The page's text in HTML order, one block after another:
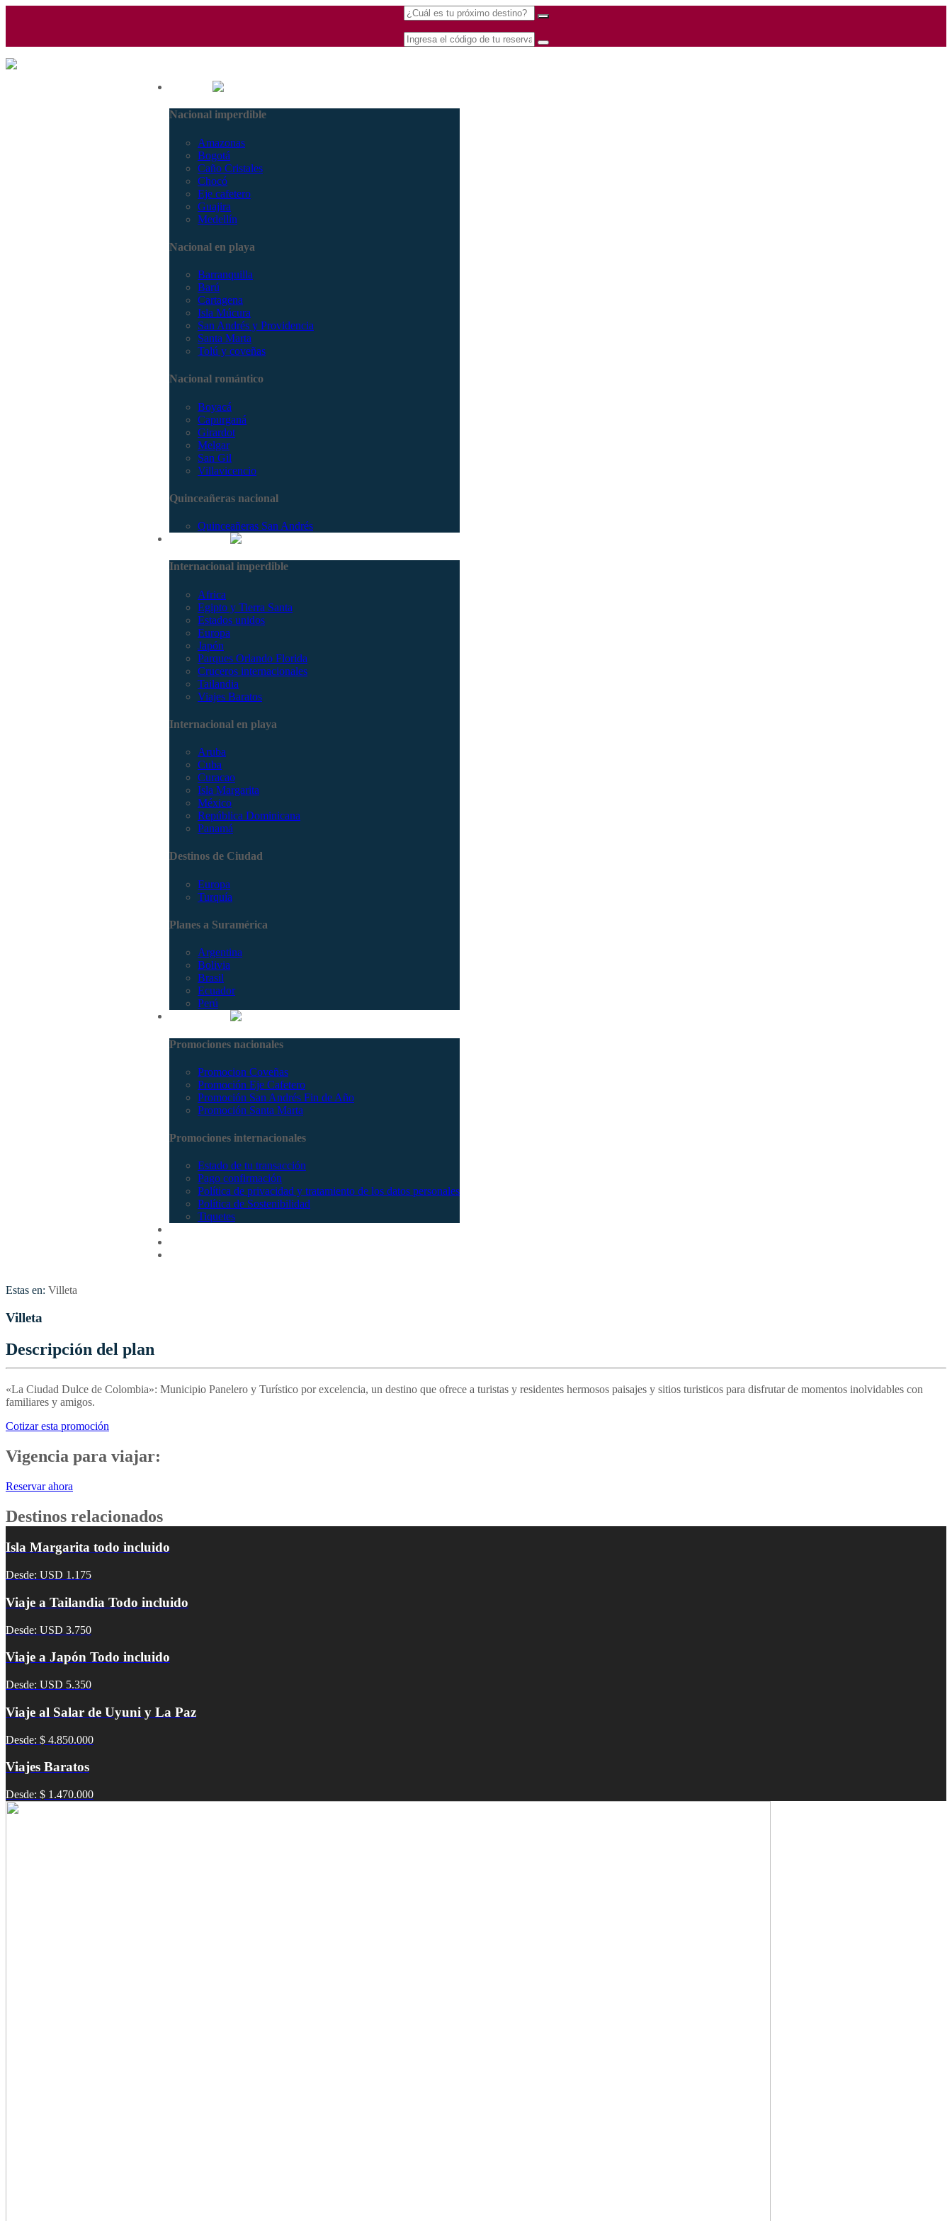
Nacional imperdible
Amazonas
Bogotá
Caño Cristales
Chocó
Eje cafetero
Guajira
Medellín
Nacional en playa
Barranquilla
Barú
Cartagena
Isla Múcura
San Andrés y Providencia
Santa Marta
Tolú y coveñas
Nacional romántico
Boyacá
Capurganá
Girardot
Melgar
San Gil
Villavicencio
Quinceañeras nacional
Quinceañeras San Andrés
Internacional imperdible
Africa
Egipto y Tierra Santa
Estados unidos
Europa
Japón
Parques Orlando Florida
Cruceros internacionales
Tailandia
Viajes Baratos
Internacional en playa
Aruba
Cuba
Curacao
Isla Margarita
México
República Dominicana
Panamá
Destinos de Ciudad
Europa
Turquía
Planes a Suramérica
Argentina
Bolivia
Brasil
Ecuador
Perú
Promociones nacionales
Promocion Coveñas
Promoción Eje Cafetero
Promoción San Andrés Fin de Año
Promoción Santa Marta
Promociones internacionales
Estado de tu transacción
Pago confirmación
Política de privacidad y tratamiento de los datos personales
Política de Sostenibilidad
Tiquetes
Estas en: Villeta
Villeta
Descripción del plan
«La Ciudad Dulce de Colombia»: Municipio Panelero y Turístico por excelencia, un destino que ofrece a turistas y residentes hermosos paisajes y sitios turisticos para disfrutar de momentos inolvidables con
familiares y amigos.
Cotizar esta promoción
Vigencia para viajar:
Reservar ahora
Destinos relacionados
Isla Margarita todo incluido
Desde: USD 1.175
Viaje a Tailandia Todo incluido
Desde: USD 3.750
Viaje a Japón Todo incluido
Desde: USD 5.350
Viaje al Salar de Uyuni y La Paz
Desde: $ 4.850.000
Viajes Baratos
Desde: $ 1.470.000